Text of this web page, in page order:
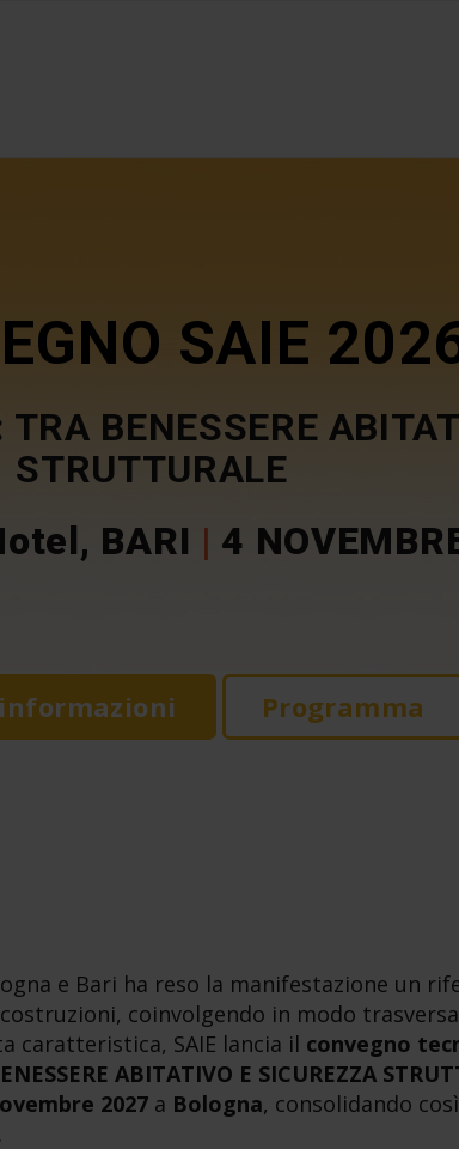
SAIE
BENESSERE
STRUTTURALE
BARI | 4
Programma
e Bari ha reso la manifestazione un
coinvolgendo in modo
caratteristica, SAIE lancia il convegno
ABITATIVO E SICUREZZA
2027 a Bologna, consolidando